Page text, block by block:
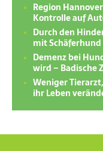
Region
Kontrolle auf
Durch den
mit
Demenz bei
wird – Badische
Weniger
ihr Leben